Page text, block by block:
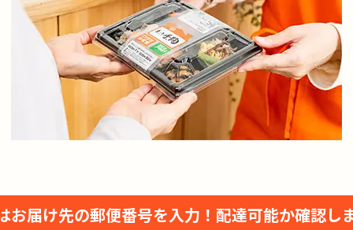
お届け先の郵便番号を入力！ 配達可能か確認し